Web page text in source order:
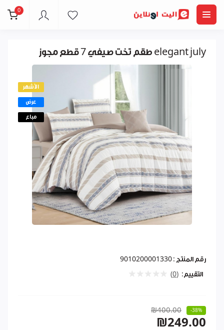
0
طقم تخت صيفي 7 قطع مجوز elegant july
الأشهر
عرض
مباع
رقم المنتج : 9010200001330
التقييم: (0)
₪400.00 -38%
₪249.00